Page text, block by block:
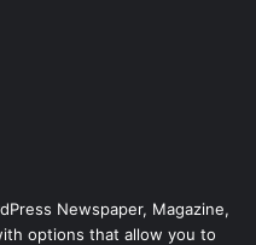
Newspaper, Magazine,
options that allow you to